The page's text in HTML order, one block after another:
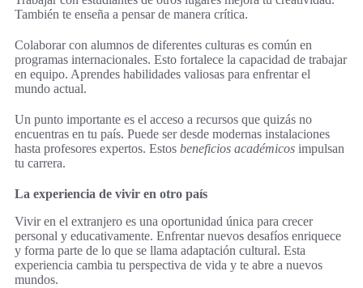
También te enseña a pensar de manera crítica.
Colaborar con alumnos de diferentes culturas es común en
programas internacionales. Esto fortalece la capacidad de trabajar
en equipo. Aprendes habilidades valiosas para enfrentar el
mundo actual.
Un punto importante es el acceso a recursos que quizás no
encuentras en tu país. Puede ser desde modernas instalaciones
hasta profesores expertos. Estos beneficios académicos impulsan
tu carrera.
La experiencia de vivir en otro país
Vivir en el extranjero es una oportunidad única para crecer
personal y educativamente. Enfrentar nuevos desafíos enriquece
y forma parte de lo que se llama adaptación cultural. Esta
experiencia cambia tu perspectiva de vida y te abre a nuevos
mundos.